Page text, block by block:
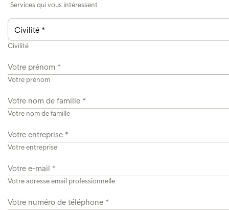
Services qui vous intéressent
Civilité
Votre prénom
Votre nom de famille
Votre entreprise
Votre adresse email professionnelle